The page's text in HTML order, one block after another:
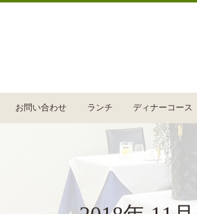
お問い合わせ ランチ ディナーコース